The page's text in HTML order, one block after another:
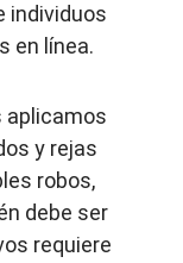
individuos
en línea.
aplicamos
y rejas
robos,
debe ser
requiere